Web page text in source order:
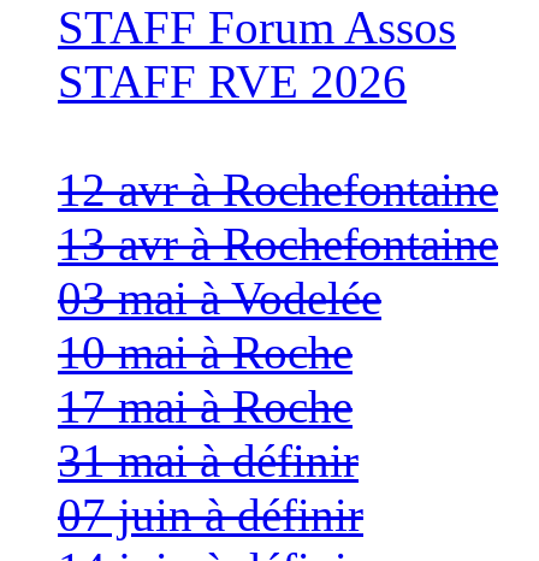
STAFF Forum Assos
STAFF RVE 2026
12 avr à Rochefontaine
13 avr à Rochefontaine
03 mai à Vodelée
10 mai à Roche
17 mai à Roche
31 mai à définir
07 juin à définir